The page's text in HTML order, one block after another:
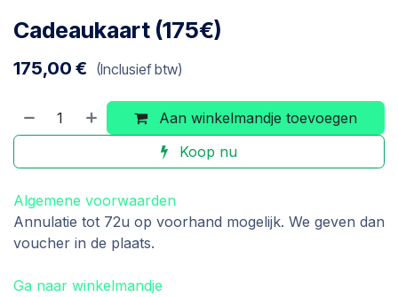
Cadeaukaart (175€)
175,00 € (Inclusief btw)
Aan winkelmandje toevoegen
Koop nu
Algemene voorwaarden
Annulatie tot 72u op voorhand mogelijk. We geven dan
voucher in de plaats.
Ga naar winkelmandje